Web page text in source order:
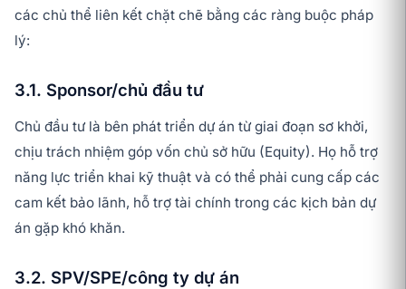
các chủ thể liên kết chặt chẽ bằng các ràng buộc pháp
lý:
3.1. Sponsor/chủ đầu tư
Chủ đầu tư là bên phát triển dự án từ giai đoạn sơ khởi,
chịu trách nhiệm góp vốn chủ sở hữu (Equity). Họ hỗ trợ
năng lực triển khai kỹ thuật và có thể phải cung cấp các
cam kết bảo lãnh, hỗ trợ tài chính trong các kịch bản dự
án gặp khó khăn.
3.2. SPV/SPE/công ty dự án